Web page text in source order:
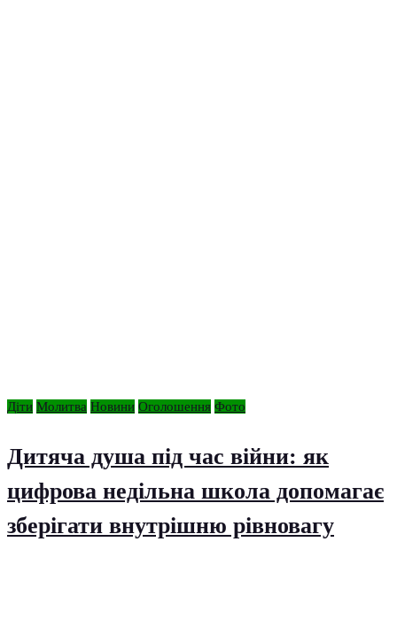
Діти Молитва Новини Оголошення Фото
Дитяча душа під час війни: як
цифрова недільна школа допомагає
зберігати внутрішню рівновагу